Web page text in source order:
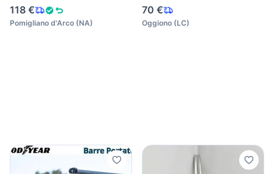
Serie
118 €
Pomigliano d'Arco (NA)
70 €
Oggiono (LC)